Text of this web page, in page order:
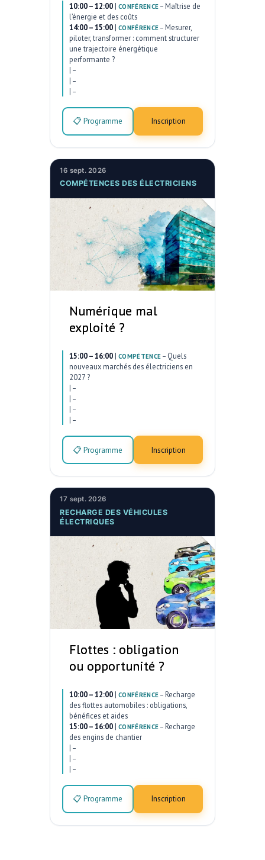
10:00 – 12:00 | CONFÉRENCE – Maîtrise de
l’énergie et des coûts
14:00 – 15:00 | CONFÉRENCE – Mesurer,
piloter, transformer : comment structurer
une trajectoire énergétique
performante ?
| –
| –
| –
📋 Programme Inscription
16 sept. 2026
COMPÉTENCES DES ÉLECTRICIENS
Numérique mal
exploité ?
15:00 – 16:00 | COMPÉTENCE – Quels
nouveaux marchés des électriciens en
2027 ?
| –
| –
| –
| –
📋 Programme Inscription
17 sept. 2026
RECHARGE DES VÉHICULES
ÉLECTRIQUES
Flottes : obligation
ou opportunité ?
10:00 – 12:00 | CONFÉRENCE – Recharge
des flottes automobiles : obligations,
bénéfices et aides
15:00 – 16:00 | CONFÉRENCE – Recharge
des engins de chantier
| –
| –
| –
📋 Programme Inscription